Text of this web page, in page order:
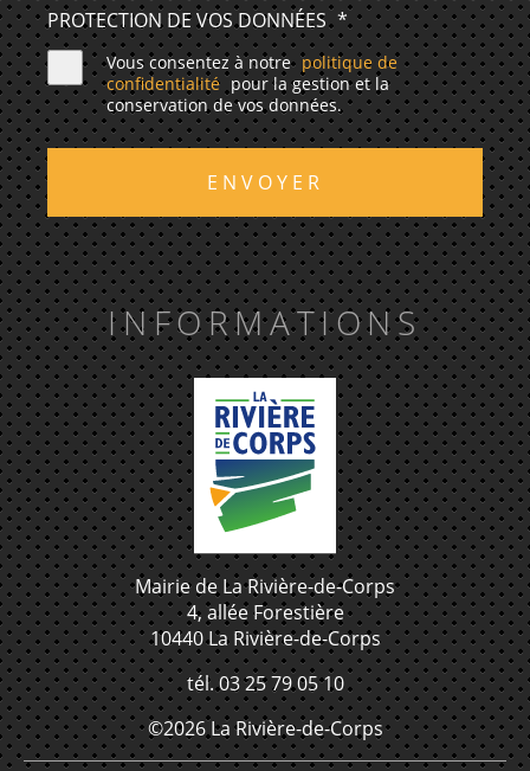
PROTECTION DE VOS DONNÉES *
Vous consentez à notre politique de
confidentialité pour la gestion et la
conservation de vos données.
ENVOYER
INFORMATIONS
Mairie de La Rivière-de-Corps
4, allée Forestière
10440 La Rivière-de-Corps
tél. 03 25 79 05 10
©2026 La Rivière-de-Corps